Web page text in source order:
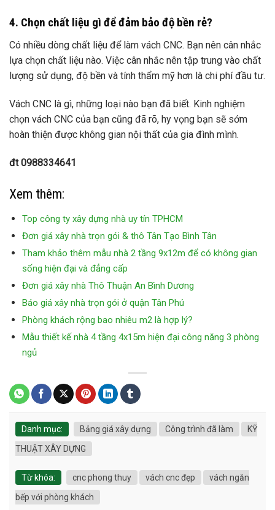
4. Chọn chất liệu gì để đảm bảo độ bền rẻ?
Có nhiều dòng chất liệu để làm vách CNC. Bạn nên cân nhắc
lựa chọn chất liệu nào. Việc cân nhắc nên tập trung vào chất
lượng sử dụng, độ bền và tính thẩm mỹ hơn là chi phí đầu tư.
Vách CNC là gì, những loại nào bạn đã biết. Kinh nghiệm
chọn vách CNC của bạn cũng đã rõ, hy vọng bạn sẽ sớm
hoàn thiện được không gian nội thất của gia đình mình.
đt 0988334641
Xem thêm:
Top công ty xây dựng nhà uy tín TPHCM
Đơn giá xây nhà trọn gói & thô Tân Tạo Bình Tân
Tham khảo thêm mẫu nhà 2 tầng 9x12m để có không gian
sống hiện đại và đẳng cấp
Đơn giá xây nhà Thô Thuận An Bình Dương
Báo giá xây nhà trọn gói ở quận Tân Phú
Phòng khách rộng bao nhiêu m2 là hợp lý?
Mẫu thiết kế nhà 4 tầng 4x15m hiện đại công năng 3 phòng
ngủ
Danh mục: Bảng giá xây dựng Công trình đã làm
KỸ
THUẬT XÂY DỰNG
Từ khóa: cnc phong thuy vách cnc đẹp
vách ngăn
bếp với phòng khách